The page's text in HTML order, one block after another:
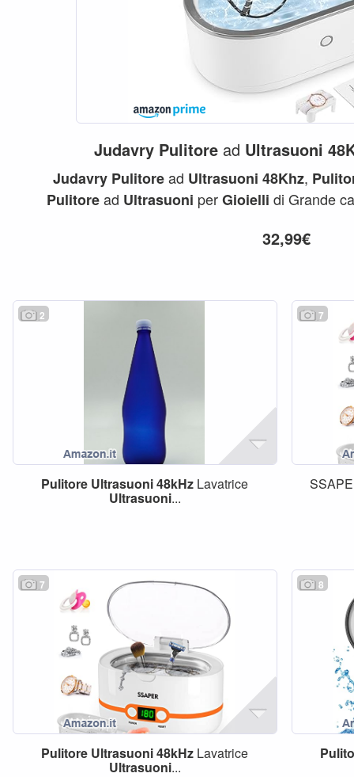
Judavry Pulitoread Ultrasuoni
Judavry Pulitoread Ultrasuoni 48Khz,
Pulitoread Ultrasuoni perGioielli di Grande
32,99€
2
Pulitore Ultrasuoni48kHz Lavatrice
Ultrasuoni...
7
7
Pulitore Ultrasuoni48kHz Lavatrice
Ultrasuoni...
8